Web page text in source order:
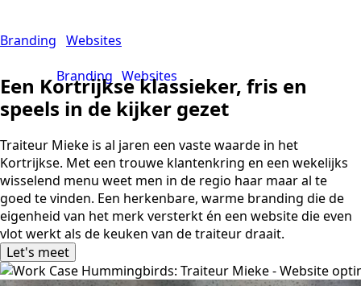
Branding
Branding
Websites
Websites
Een Kortrijkse klassieker, fris en
speels in de kijker gezet
Traiteur Mieke is al jaren een vaste waarde in het
Kortrijkse. Met een trouwe klantenkring en een wekelijks
wisselend menu weet men in de regio haar maar al te
goed te vinden. Een herkenbare, warme branding die de
eigenheid van het merk versterkt én een website die even
vlot werkt als de keuken van de traiteur draait.
Let's meet